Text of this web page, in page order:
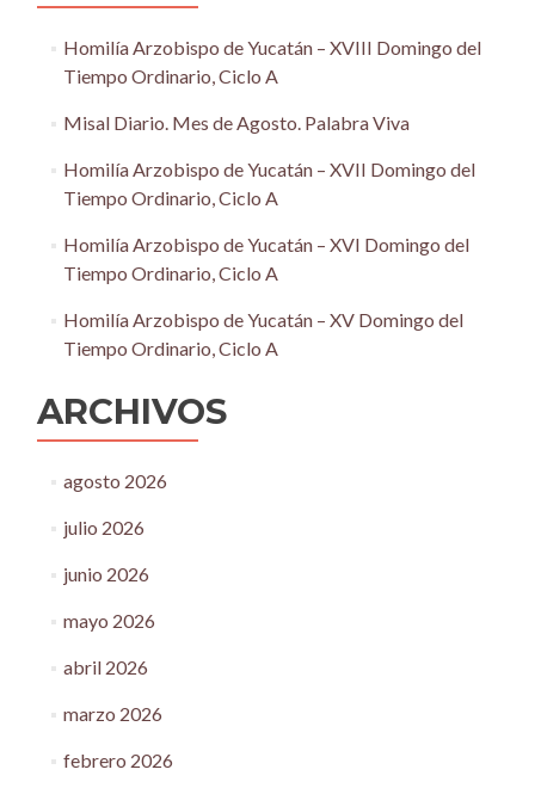
Homilía Arzobispo de Yucatán – XVIII Domingo del
Tiempo Ordinario, Ciclo A
Misal Diario. Mes de Agosto. Palabra Viva
Homilía Arzobispo de Yucatán – XVII Domingo del
Tiempo Ordinario, Ciclo A
Homilía Arzobispo de Yucatán – XVI Domingo del
Tiempo Ordinario, Ciclo A
Homilía Arzobispo de Yucatán – XV Domingo del
Tiempo Ordinario, Ciclo A
ARCHIVOS
agosto 2026
julio 2026
junio 2026
mayo 2026
abril 2026
marzo 2026
febrero 2026